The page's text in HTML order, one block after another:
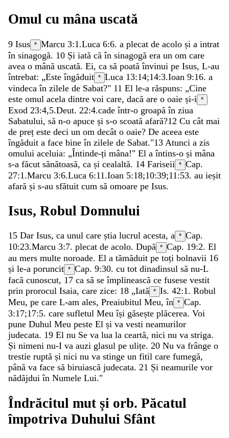
Omul cu mâna uscată
9 Isus * Marcu 3:1 .Luca 6:6. a plecat de acolo și a intrat
în sinagogă. 10 Și iată căîn sinagogă era un om care
avea o mână uscată. Ei, ca să poatăînvinui pe Isus, L-au
întrebat: „Esteîngăduit * Luca 13:14;14:3.Ioan 9:16. a
vindecaîn zilele de Sabat?" 11 El le-a răspuns: „Cine
este omul acela dintre voi care, dacă are o oaie și-i *
Exod 23:4,5.Deut. 22:4.cadeîntr-o groapăîn ziua
Sabatului, să n-o apuce și s-o scoată afară?12 Cu cât mai
de preț este deci un om decât o oaie? De aceea este
îngăduit a face bineîn zilele de Sabat."13 Atunci a zis
omului aceluia: „Întinde-ți mâna!" El aîntins-o și mâna
s-a făcut sănătoasă, ca și cealaltă. 14 Fariseii * Cap.
27:1.Marcu 3:6.Luca 6:11 .Ioan 5:18;10:39;11:53. au ieșit
afară și s-au sfătuit cum să omoare pe Isus.
Isus, Robul Domnului
15 Dar Isus, ca unul care știa lucrul acesta, a * Cap.
10:23.Marcu 3:7. plecat de acolo. După * Cap. 19:2. El
au mers multe noroade. El a tămăduit pe toți bolnavii 16
și le-a poruncit * Cap. 9:30. cu tot dinadinsul să nu-L
facă cunoscut, 17 ca să seîmplinească ce fusese vestit
prin prorocul Isaia, care zice: 18 „Iată * Is. 42:1. Robul
Meu, pe care L-am ales, Preaiubitul Meu,în * Cap.
3:17;17:5. care sufletul Meuîși găsește plăcerea. Voi
pune Duhul Meu peste El și va vesti neamurilor
judecata. 19 El nu Se va lua la ceartă, nici nu va striga.
Și nimeni nu-I va auzi glasul pe ulițe. 20 Nu va frânge o
trestie ruptă și nici nu va stinge un fitil care fumegă,
până va face să biruiască judecata. 21 Și neamurile vor
nădăjduiîn Numele Lui."
Îndrăcitul mut și orb. Păcatul
împotriva Duhului Sfânt